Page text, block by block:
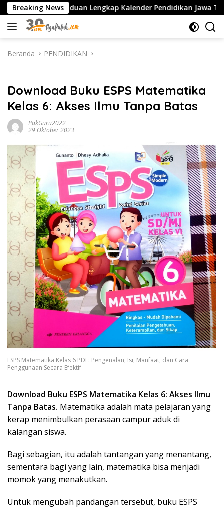
Langsung
ke
konten
Breaking News
Panduan Lengkap Kalender Pendidikan Jawa Timur,
Beranda PENDIDIKAN
Download Buku ESPS Matematika
Kelas 6: Akses Ilmu Tanpa Batas
PakGuru2022
29 Oktober 2023
ESPS Matematika Kelas 6 PDF: Pengenalan, Isi, Manfaat, dan Cara
Penggunaan Secara Efektif
Download Buku ESPS Matematika Kelas 6: Akses Ilmu
Tanpa Batas. Matematika adalah mata pelajaran yang
kerap menimbulkan perasaan campur aduk di
kalangan siswa.
Bagi sebagian, itu adalah tantangan yang menantang,
sementara bagi yang lain, matematika bisa menjadi
momok yang menakutkan.
Untuk mengubah pandangan tersebut, buku ESPS